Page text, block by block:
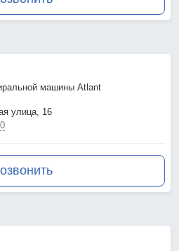
машины Atlant
улица, 16